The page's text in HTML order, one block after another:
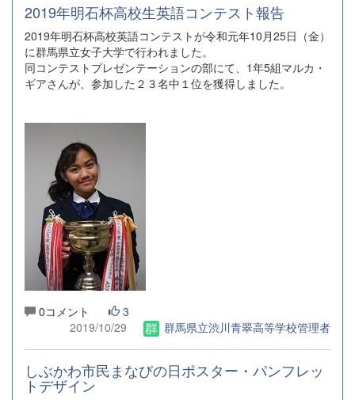
2019年明石杯高校生英語コンテスト報告
2019年明石杯高校英語コンテストが令和元年10月25日（金）
に群馬県立女子大学で行われました。
同コンテストプレゼンテーションの部にて、1年5組マルカ・
ギアさんが、参加した２３名中１位を獲得しました。
0コメント
3
2019/10/29
群馬県立渋川青翠高等学校管理者
しぶかわ市民まなびの日ポスター・パンフレッ
トデザイン